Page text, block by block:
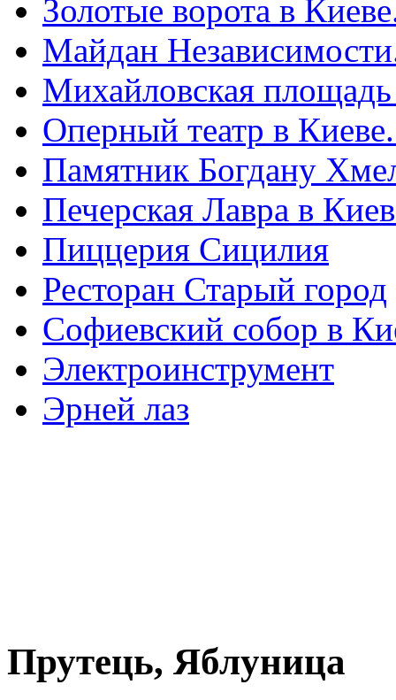
Золотые ворота в
Майдан
Михайловская
Оперный театр в
Памятник Богдану
Печерская Лавра в
Пиццерия Сицилия
Ресторан Старый город
Софиевский собор в
Электроинструмент
Эрней лаз
Прутець, Яблуница